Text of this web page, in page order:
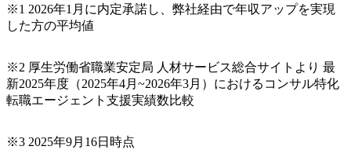
※1 2026年1月に内定承諾し、弊社経由で年収アップを実現
した方の平均値
※2 厚生労働省職業安定局 人材サービス総合サイトより 最
新2025年度（2025年4月~2026年3月）におけるコンサル特化
転職エージェント支援実績数比較
※3 2025年9月16日時点